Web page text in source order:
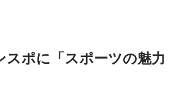
った。